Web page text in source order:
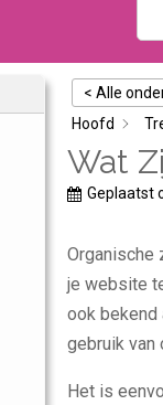
< Alle
Hoofd
Wat
Geplaatst
Organische
je website
ook bekend
gebruik van
Het is